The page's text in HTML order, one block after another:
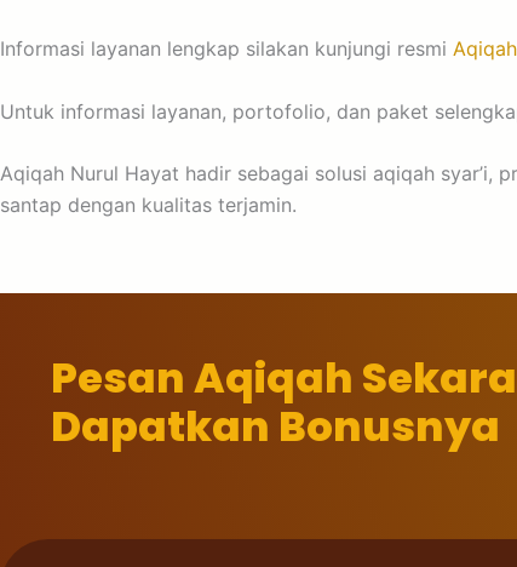
Informasi layanan lengkap silakan kunjungi resmi
Untuk informasi layanan, portofolio, dan paket
Aqiqah Nurul Hayat hadir sebagai solusi aqiqah syar’i,
santap dengan kualitas terjamin.
Pesan Aqiqah
Dapatkan Bonusnya